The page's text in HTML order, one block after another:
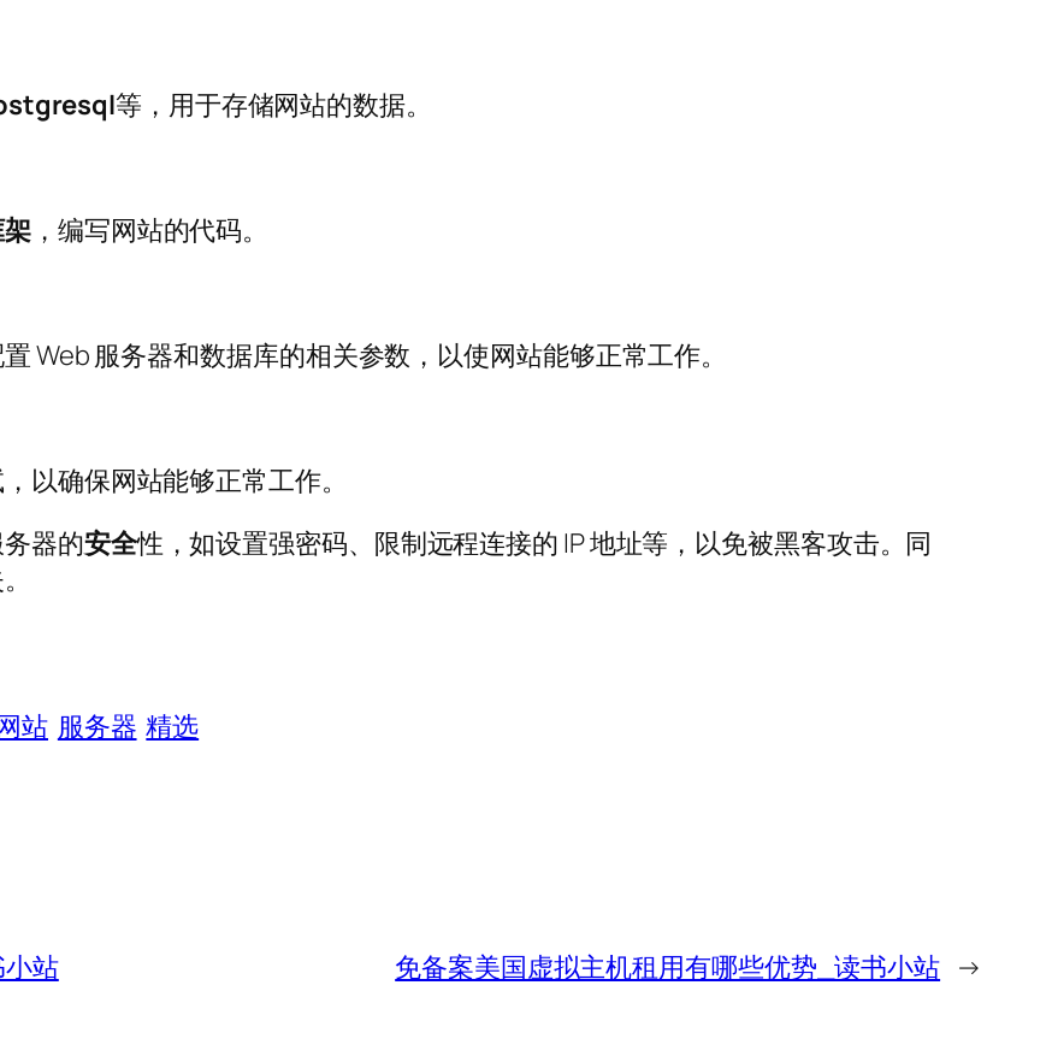
等，用于存储网站的数据。
，编写网站的代码。
Web 服务器和数据库的相关参数，以使网站能够正常工作。
以确保网站能够正常工作。
器的安全性，如设置强密码、限制远程连接的 IP 地址等，以免被黑客攻击。同
站 服务器 精选
站 免备案美国虚拟主机租用有哪些优势_读书小站 →